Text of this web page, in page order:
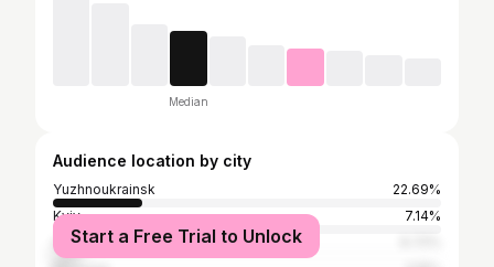
Median
Audience location by city
Yuzhnoukrainsk
22.69%
Kyiv
7.14%
Odesa
Start a Free Trial to Unlock